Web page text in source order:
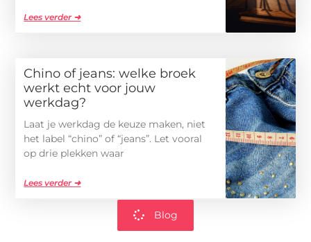
Lees verder ➜
Chino of jeans: welke broek
werkt echt voor jouw
werkdag?
Laat je werkdag de keuze maken, niet
het label “chino” of “jeans”. Let vooral
op drie plekken waar
Lees verder ➜
Blog